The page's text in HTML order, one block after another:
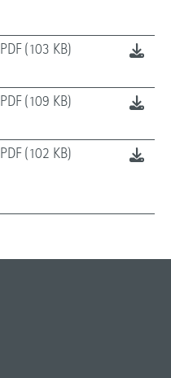
PDF (103 KB)
PDF (109 KB)
PDF (102 KB)